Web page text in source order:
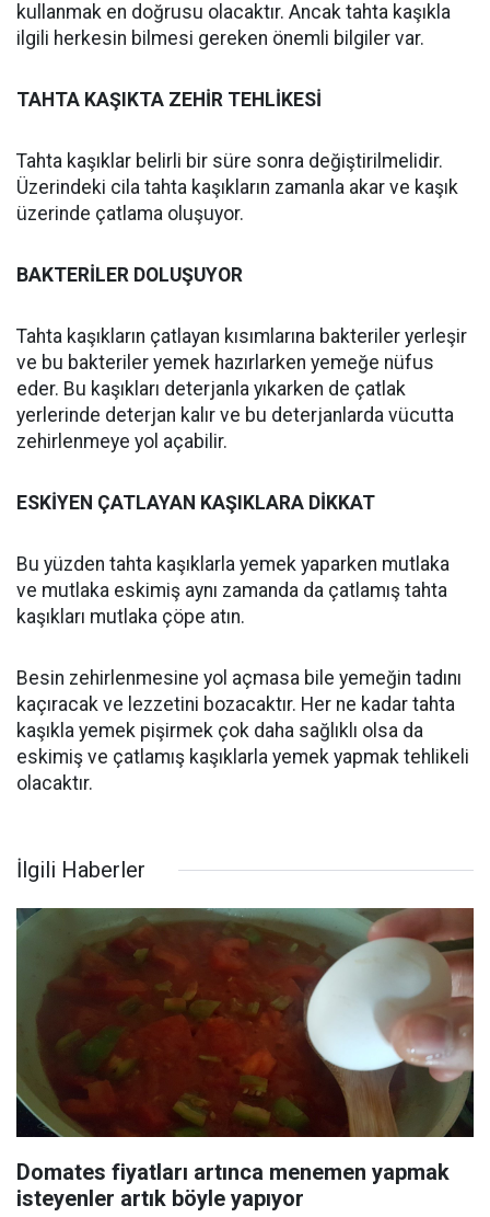
kullanmak en doğrusu olacaktır. Ancak tahta kaşıkla
ilgili herkesin bilmesi gereken önemli bilgiler var.
TAHTA KAŞIKTA ZEHİR TEHLİKESİ
Tahta kaşıklar belirli bir süre sonra değiştirilmelidir.
Üzerindeki cila tahta kaşıkların zamanla akar ve kaşık
üzerinde çatlama oluşuyor.
BAKTERİLER DOLUŞUYOR
Tahta kaşıkların çatlayan kısımlarına bakteriler yerleşir
ve bu bakteriler yemek hazırlarken yemeğe nüfus
eder. Bu kaşıkları deterjanla yıkarken de çatlak
yerlerinde deterjan kalır ve bu deterjanlarda vücutta
zehirlenmeye yol açabilir.
ESKİYEN ÇATLAYAN KAŞIKLARA DİKKAT
Bu yüzden tahta kaşıklarla yemek yaparken mutlaka
ve mutlaka eskimiş aynı zamanda da çatlamış tahta
kaşıkları mutlaka çöpe atın.
Besin zehirlenmesine yol açmasa bile yemeğin tadını
kaçıracak ve lezzetini bozacaktır. Her ne kadar tahta
kaşıkla yemek pişirmek çok daha sağlıklı olsa da
eskimiş ve çatlamış kaşıklarla yemek yapmak tehlikeli
olacaktır.
İlgili Haberler
Domates fiyatları artınca menemen yapmak
isteyenler artık böyle yapıyor